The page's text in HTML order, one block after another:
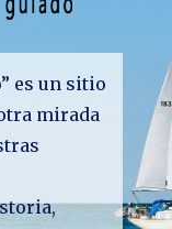
es un sitio
mirada